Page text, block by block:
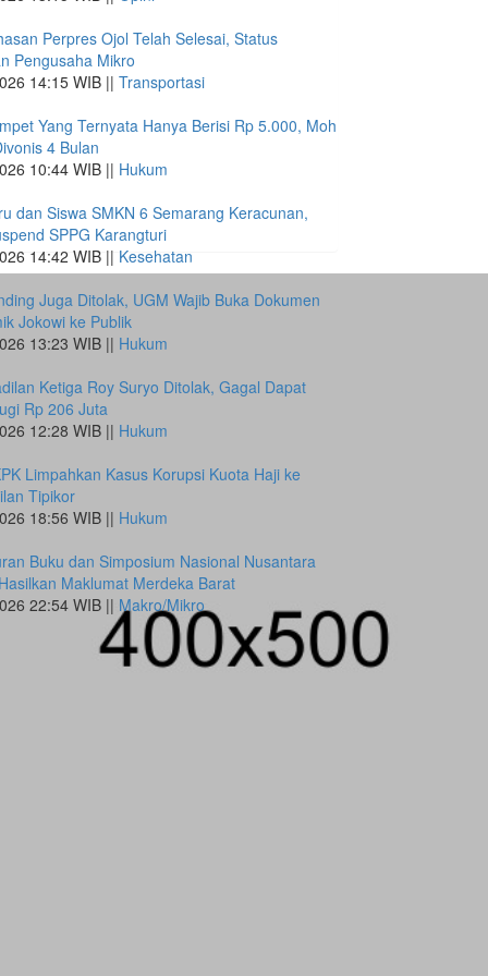
Perpres Ojol Telah Selesai, Status
Pengusaha Mikro
14:15 WIB || Transportasi
Yang Ternyata Hanya Berisi Rp 5.000, Moh
4 Bulan
10:44 WIB || Hukum
dan Siswa SMKN 6 Semarang Keracunan,
SPPG Karangturi
14:42 WIB || Kesehatan
Juga Ditolak, UGM Wajib Buka Dokumen
Jokowi ke Publik
13:23 WIB || Hukum
Ketiga Roy Suryo Ditolak, Gagal Dapat
Rp 206 Juta
12:28 WIB || Hukum
Limpahkan Kasus Korupsi Kuota Haji ke
Tipikor
18:56 WIB || Hukum
Buku dan Simposium Nasional Nusantara
Maklumat Merdeka Barat
22:54 WIB || Makro/Mikro